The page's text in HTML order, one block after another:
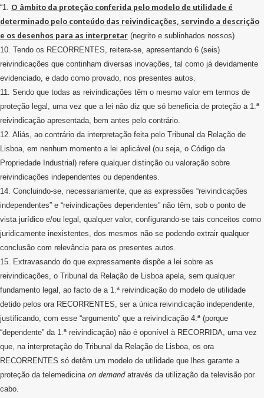
“1. O âmbito da proteção conferida pelo modelo de utilidade é
determinado pelo conteúdo das reivindicações, servindo a descrição
e os desenhos para as interpretar (negrito e sublinhados nossos)
10. Tendo os RECORRENTES, reitera-se, apresentando 6 (seis)
reivindicações que continham diversas inovações, tal como já devidamente
evidenciado, e dado como provado, nos presentes autos.
11. Sendo que todas as reivindicações têm o mesmo valor em termos de
proteção legal, uma vez que a lei não diz que só beneficia de proteção a 1.ª
reivindicação apresentada, bem antes pelo contrário.
12. Aliás, ao contrário da interpretação feita pelo Tribunal da Relação de
Lisboa, em nenhum momento a lei aplicável (ou seja, o Código da
Propriedade Industrial) refere qualquer distinção ou valoração sobre
reivindicações independentes ou dependentes.
14. Concluindo-se, necessariamente, que as expressões “reivindicações
independentes” e “reivindicações dependentes” não têm, sob o ponto de
vista jurídico e/ou legal, qualquer valor, configurando-se tais conceitos como
juridicamente inexistentes, dos mesmos não se podendo extrair qualquer
conclusão com relevância para os presentes autos.
15. Extravasando do que expressamente dispõe a lei sobre as
reivindicações, o Tribunal da Relação de Lisboa apela, sem qualquer
fundamento legal, ao facto de a 1.ª reivindicação do modelo de utilidade
detido pelos ora RECORRENTES, ser a única reivindicação independente,
justificando, com esse “argumento” que a reivindicação 4.ª (porque
“dependente” da 1.ª reivindicação) não é oponível à RECORRIDA, uma vez
que, na interpretação do Tribunal da Relação de Lisboa, os ora
RECORRENTES só detêm um modelo de utilidade que lhes garante a
proteção da telemedicina on demandatravés da utilização da televisão por
cabo.